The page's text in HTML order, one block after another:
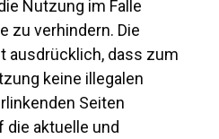
Nutzung im Falle
zu verhindern. Die
ausdrücklich, dass zum
keine illegalen
Seiten
die aktuelle und